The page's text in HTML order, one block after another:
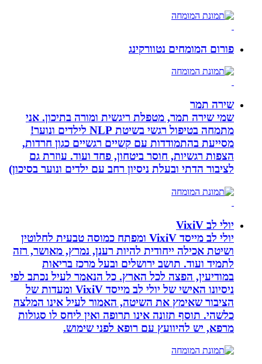
פורום המומחים נטוורקינג
שירה תמר
שמי שירה תמר, מטפלת ריגשית ומורה בתיכון. אני
מתמחה בטיפול רגשי בשיטת NLP לילדים ונוער!
מסייעת בהתמודדות עם קשיים רגשיים כגון חרדות,
הצפות רגשיות, חוסר ביטחון, פחד ועוד. עוזרת גם
לציבור הדתי ובעלת ניסיון רחב עם ילדים ונוער בסיכון)
יולי לב VixiV
יולי לב מייסד VixiV ומפתח כמוסה טבעית לחלוטין
ושיטת אכילה ייחודית להיות רענן, נמרץ, מאושר, רזה
לתמיד ועוד. תושב ירושלים ובעל מרכז בריאות
במודיעין, הפצה לכל הארץ. כל הנאמר לעיל נכתב לפי
ניסיונו האישי של יולי לב מייסד VixiV ומעדות של
הציבור שאימץ את השיטה, האמור לעיל אינו המלצה
כלשהי. תוסף תזונה אינו תרופה ואין ליחס לו סגולות
מרפא, יש להיוועץ עם רופא לפני שימוש.